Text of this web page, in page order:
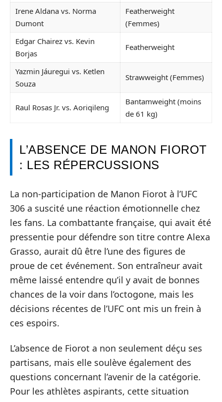
Irene Aldana vs. Norma
Dumont
Featherweight
(Femmes)
Edgar Chairez vs. Kevin
Borjas
Featherweight
Yazmin Jáuregui vs. Ketlen
Souza
Strawweight (Femmes)
Raul Rosas Jr. vs. Aoriqileng
Bantamweight (moins
de 61 kg)
L’ABSENCE DE MANON FIOROT
: LES RÉPERCUSSIONS
La non-participation de Manon Fiorot à l’UFC
306 a suscité une réaction émotionnelle chez
les fans. La combattante française, qui avait été
pressentie pour défendre son titre contre Alexa
Grasso, aurait dû être l’une des figures de
proue de cet événement. Son entraîneur avait
même laissé entendre qu’il y avait de bonnes
chances de la voir dans l’octogone, mais les
décisions récentes de l’UFC ont mis un frein à
ces espoirs.
L’absence de Fiorot a non seulement déçu ses
partisans, mais elle soulève également des
questions concernant l’avenir de la catégorie.
Pour les athlètes aspirants, cette situation